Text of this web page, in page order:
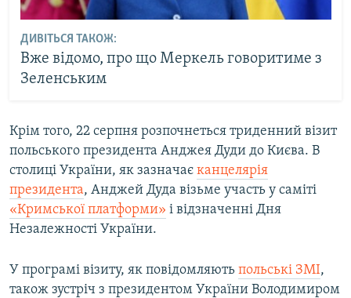
ДИВІТЬСЯ ТАКОЖ:
Вже відомо, про що Меркель говоритиме з
Зеленським
Крім того, 22 серпня розпочнеться триденний візит
польського президента Анджея Дуди до Києва. В
столиці України, як зазначає канцелярія
президента, Анджей Дуда візьме участь у саміті
«Кримської платформи» і відзначенні Дня
Незалежності України.
У програмі візиту, як повідомляють польські ЗМІ,
також зустріч з президентом України Володимиром